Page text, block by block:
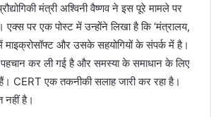
मंत्री अश्विनी वैष्णव ने इस पूरे मामले पर
एक्स पर एक पोस्ट में उन्होंने लिखा है कि ‘मंत्रालय,
और उसके सहयोगियों के संपर्क में है।
कर ली गई है और समस्या के समाधान के लिए
CERT एक तकनीकी सलाह जारी कर रहा है।
नहीं है।